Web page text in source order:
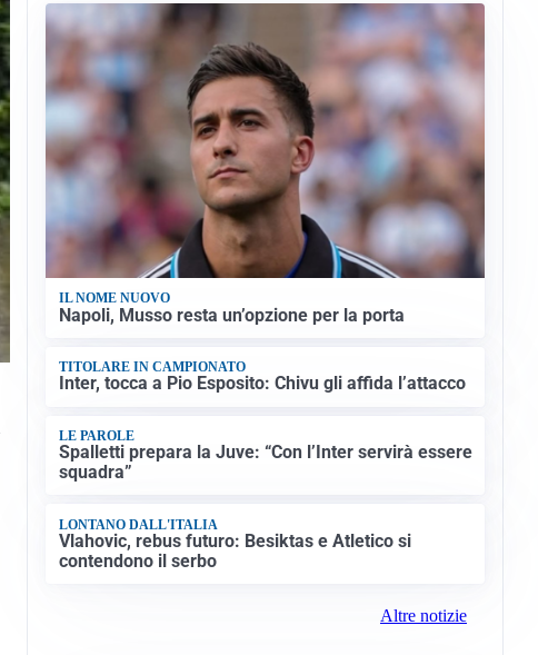
IL NOME NUOVO
Napoli, Musso resta un’opzione per la porta
TITOLARE IN CAMPIONATO
Inter, tocca a Pio Esposito: Chivu gli affida l’attacco
LE PAROLE
Spalletti prepara la Juve: “Con l’Inter servirà essere
squadra”
LONTANO DALL'ITALIA
Vlahovic, rebus futuro: Besiktas e Atletico si
contendono il serbo
Altre notizie